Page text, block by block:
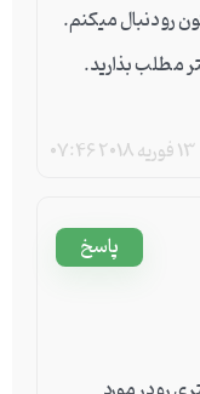
13 فوریه 2018 07:46
رو دنبال میکنم.
پاسخ